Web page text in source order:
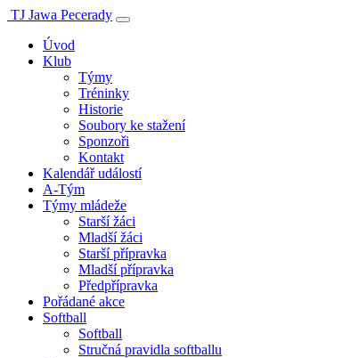
TJ Jawa Pecerady
Úvod
Klub
Týmy
Tréninky
Historie
Soubory ke stažení
Sponzoři
Kontakt
Kalendář událostí
A-Tým
Týmy mládeže
Starší žáci
Mladší žáci
Starší přípravka
Mladší přípravka
Předpřípravka
Pořádané akce
Softball
Softball
Stručná pravidla softballu